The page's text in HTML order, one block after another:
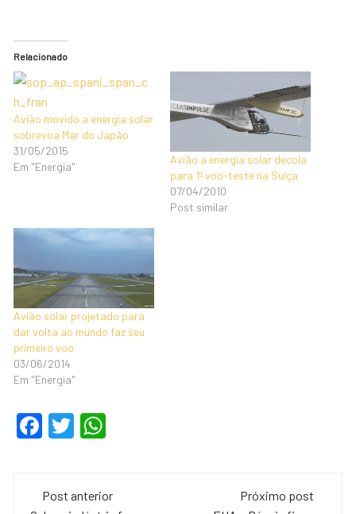
Relacionado
Avião movido a energia solar
sobrevoa Mar do Japão
31/05/2015
Em "Energia"
Avião a energia solar decola
para 1º voo-teste na Suíça
07/04/2010
Post similar
Avião solar projetado para
dar volta ao mundo faz seu
primeiro voo
03/06/2014
Em "Energia"
F
e
T
er s
Navegação
Post anterior
Próximo post